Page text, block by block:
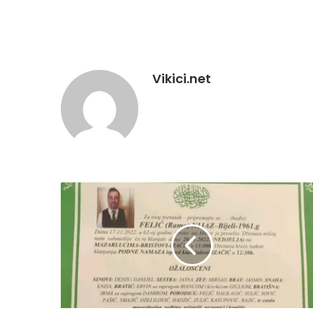
Vikici.net
Na
Felić
(Ramo)
Nijaz